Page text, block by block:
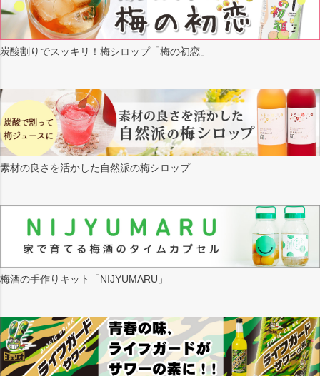
炭酸割りでスッキリ！梅シロップ「梅の初恋」
素材の良さを活かした自然派の梅シロップ
梅酒の手作りキット「NIJYUMARU」